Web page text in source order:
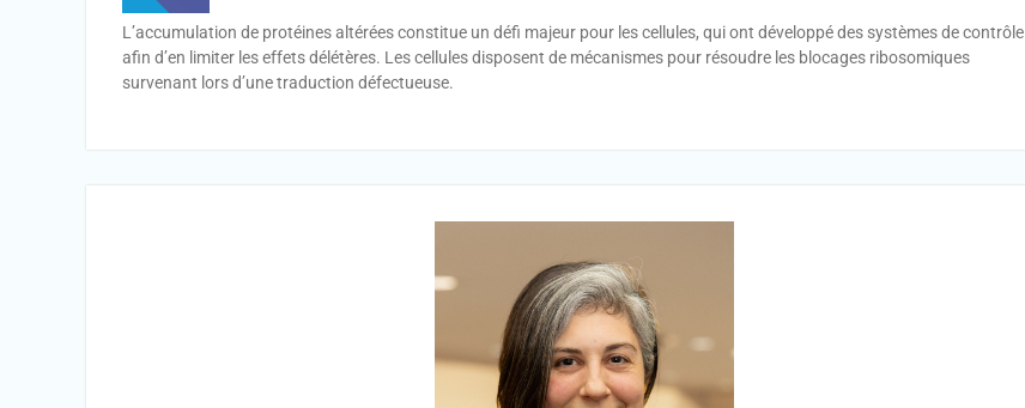
L’accumulation de protéines altérées constitue un défi majeur pour les cellules, qui ont développé des systèmes de contrôle
afin d’en limiter les effets délétères. Les cellules disposent de mécanismes pour résoudre les blocages ribosomiques
survenant lors d’une traduction défectueuse.